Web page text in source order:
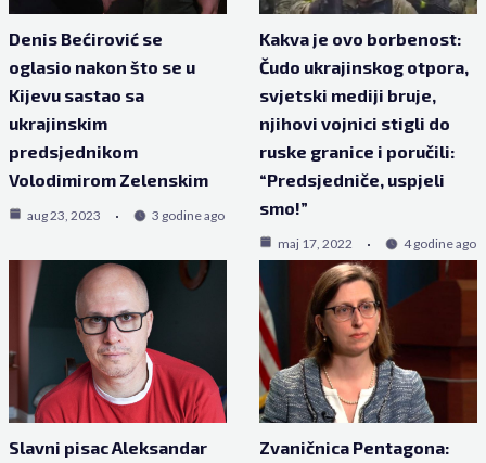
Denis Bećirović se
oglasio nakon što se u
Kijevu sastao sa
ukrajinskim
predsjednikom
Volodimirom Zelenskim
aug 23, 2023 3 godine ago
Kakva je ovo borbenost:
Čudo ukrajinskog otpora,
svjetski mediji bruje,
njihovi vojnici stigli do
ruske granice i poručili:
“Predsjedniče, uspjeli
smo!”
maj 17, 2022 4 godine ago
Slavni pisac Aleksandar
Zvaničnica Pentagona: